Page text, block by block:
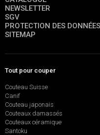
NEWSLETTER
SGV
PROTECTION DES
SITEMAP
Tout pour couper
Couteau Suisse
Canif
Couteau japonais
Couteaux damassés
Couteaux céramique
Santoku